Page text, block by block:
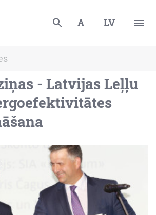
A LV
- Latvijas Leļļu